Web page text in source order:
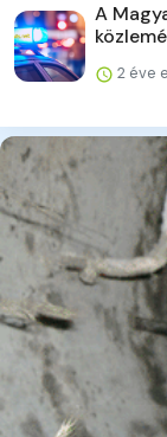
A
2 éve